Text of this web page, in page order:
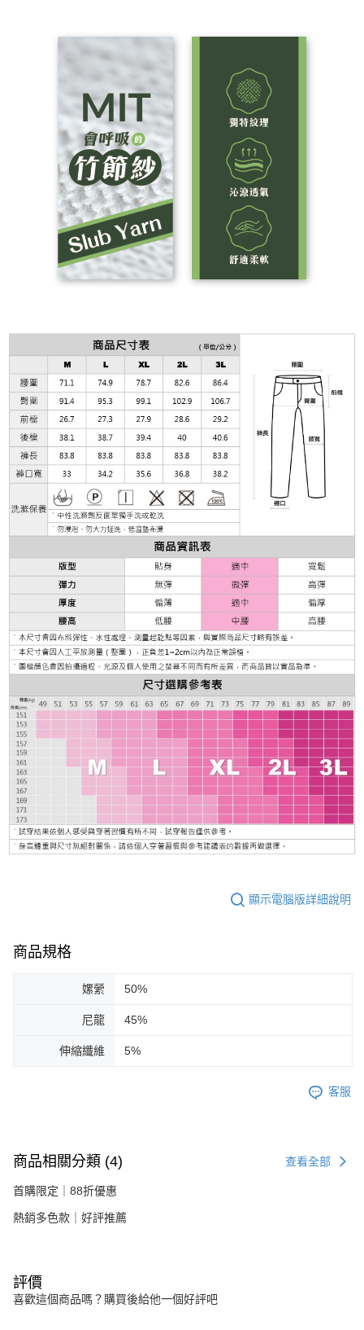
顯示電腦版詳細說明
商品規格
嫘縈 50%
尼龍 45%
伸縮纖維 5%
客服
商品相關分類 (4) 查看全部
首購限定｜88折優惠
熱銷多色款｜好評推薦
評價
喜歡這個商品嗎？購買後給他一個好評吧